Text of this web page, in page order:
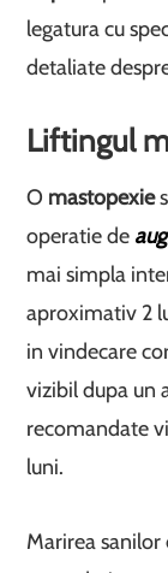
legatura cu
detaliate
Liftingul
O mastopexie
operatie de
mai simpla
aproximativ 2
in vindecare
vizibil dupa un
recomandate
luni.
Marirea